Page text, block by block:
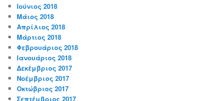
Ιούνιος 2018
Μάιος 2018
Απρίλιος 2018
Μάρτιος 2018
Φεβρουάριος 2018
Ιανουάριος 2018
Δεκέμβριος 2017
Νοέμβριος 2017
Οκτώβριος 2017
Σεπτέμβριος 2017